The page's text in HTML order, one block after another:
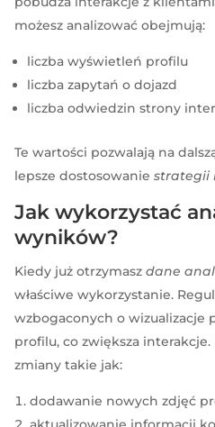
możesz analizować obejmują:
liczba wyświetleń profilu
liczba zapytań o dojazd
liczba odwiedzin strony
Te wartości pozwalają na
lepsze dostosowaniestrategii
Jak wykorzystać
wyników?
Kiedy już otrzymaszdane
właściwe wykorzystanie.
wzbogaconych o wizualizacje
profilu, co zwiększa
zmiany takie jak:
dodawanie nowych zdjęć